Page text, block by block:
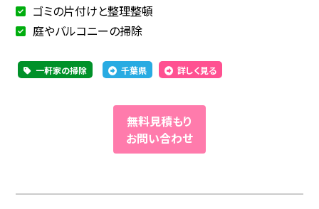
ゴミの片付けと整理整頓
庭やバルコニーの掃除
一軒家の掃除 千葉県 詳しく見る
無料見積もり
お問い合わせ